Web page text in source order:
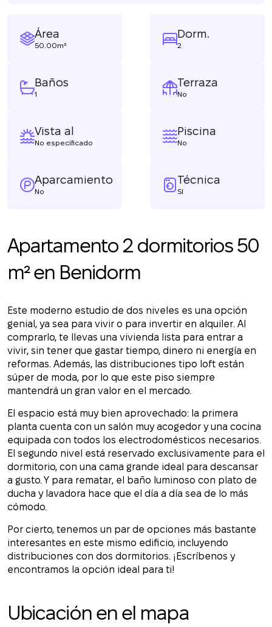
Área
50.00m²
Dorm.
2
Baños
1
Terraza
No
Vista al
No especificado
Piscina
No
Aparcamiento
No
Técnica
Sí
Apartamento 2 dormitorios 50
m² en Benidorm
Este moderno estudio de dos niveles es una opción
genial, ya sea para vivir o para invertir en alquiler. Al
comprarlo, te llevas una vivienda lista para entrar a
vivir, sin tener que gastar tiempo, dinero ni energía en
reformas. Además, las distribuciones tipo loft están
súper de moda, por lo que este piso siempre
mantendrá un gran valor en el mercado.
El espacio está muy bien aprovechado: la primera
planta cuenta con un salón muy acogedor y una cocina
equipada con todos los electrodomésticos necesarios.
El segundo nivel está reservado exclusivamente para el
dormitorio, con una cama grande ideal para descansar
a gusto. Y para rematar, el baño luminoso con plato de
ducha y lavadora hace que el día a día sea de lo más
cómodo.
Por cierto, tenemos un par de opciones más bastante
interesantes en este mismo edificio, incluyendo
distribuciones con dos dormitorios. ¡Escríbenos y
encontramos la opción ideal para ti!
Ubicación en el mapa